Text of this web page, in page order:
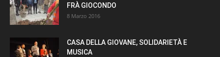
FRÀ GIOCONDO
8 Marzo 2016
CASA DELLA GIOVANE, SOLIDARIETÀ E
MUSICA